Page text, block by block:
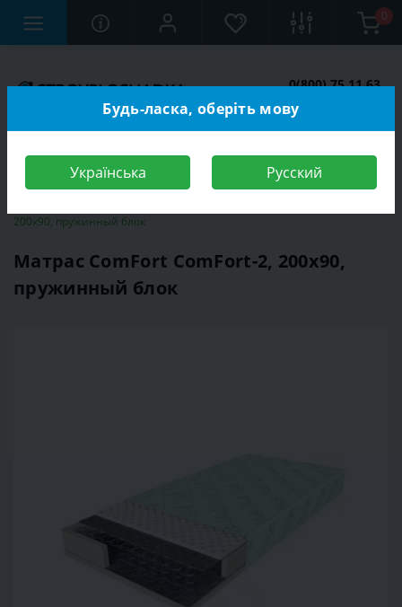
0
0(800) 75 11 63
200x90, пружинный блок
Матрас ComFort ComFort-2, 200x90,
пружинный блок
Будь-ласка, оберіть мову
Українська Русский